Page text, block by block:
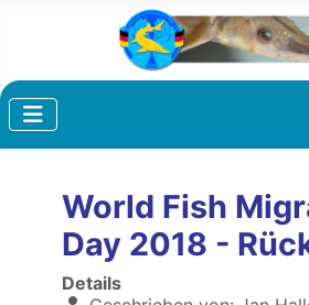
World Fish
Day 2018 -
Details